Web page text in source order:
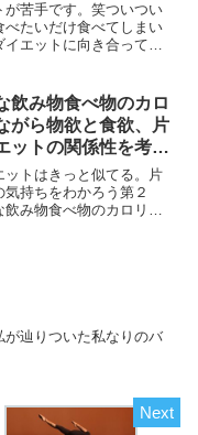
が苦手です。笑ついつい
べたいだけ食べてしまい
イエットに向き合ってい
難しいわけですが、体を
が得意で好...
飲み物食べ物のカロ
がら物欲と食欲、片
ットの関係性を考え
ットはきっと似てる。片
持ちをわかろう第２
み物食べ物のカロリー
が辿りついた私なりのバ